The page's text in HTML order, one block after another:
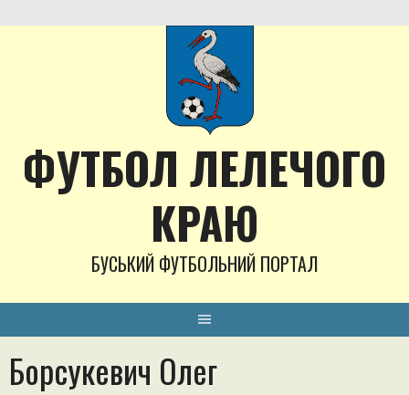
to
ФУТБОЛ ЛЕЛЕЧОГО
КРАЮ
БУСЬКИЙ ФУТБОЛЬНИЙ ПОРТАЛ
Борсукевич Олег